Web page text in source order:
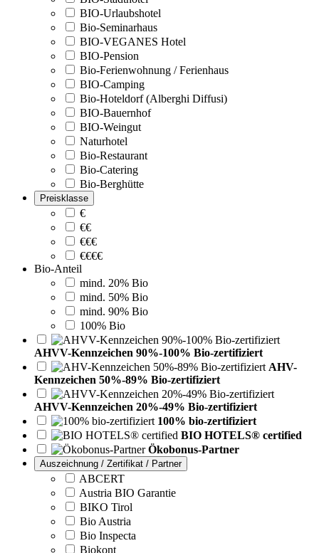
BIO-Urlaubshotel
Bio-Seminarhaus
BIO-VEGANES Hotel
BIO-Pension
Bio-Ferienwohnung / Ferienhaus
BIO-Camping
Bio-Hoteldorf (Alberghi Diffusi)
BIO-Bauernhof
BIO-Weingut
Naturhotel
Bio-Restaurant
Bio-Catering
Bio-Berghütte
Preisklasse
€
€€
€€€
€€€€
Bio-Anteil
mind. 20% Bio
mind. 50% Bio
mind. 90% Bio
100% Bio
AHVV-Kennzeichen 90%-100% Bio-zertifiziert
AHV-
Kennzeichen 50%-89% Bio-zertifiziert
AHVV-Kennzeichen 20%-49% Bio-zertifiziert
100% bio-zertifiziert
BIO HOTELS® certified
Ökobonus-Partner
Auszeichnung / Zertifikat / Partner
ABCERT
Austria BIO Garantie
BIKO Tirol
Bio Austria
Bio Inspecta
Biokont